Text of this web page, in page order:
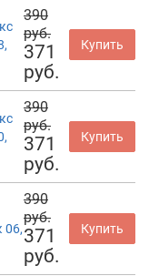
390
руб.
371
руб.
Купить
390
руб.
371
руб.
Купить
06,
390
руб.
371
руб.
Купить